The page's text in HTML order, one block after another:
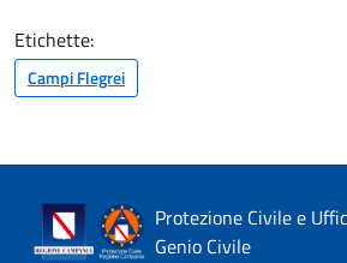
Etichette:
Campi Flegrei
Protezione Civile e
Genio Civile